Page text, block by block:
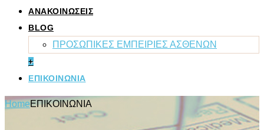
ΑΝΑΚΟΙΝΩΣΕΙΣ
BLOG
ΠΡΟΣΩΠΙΚΕΣ ΕΜΠΕΙΡΙΕΣ ΑΣΘΕΝΩΝ
+
ΕΠΙΚΟΙΝΩΝΙΑ
HomeΕΠΙΚΟΙΝΩΝΙΑ